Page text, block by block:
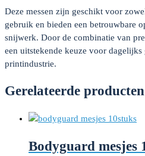
Deze messen zijn geschikt voor
gebruik en bieden een betrouwbare
snijwerk. Door de combinatie van
een uitstekende keuze voor
printindustrie.
Gerelateerde producten
Bodyguard mesjes